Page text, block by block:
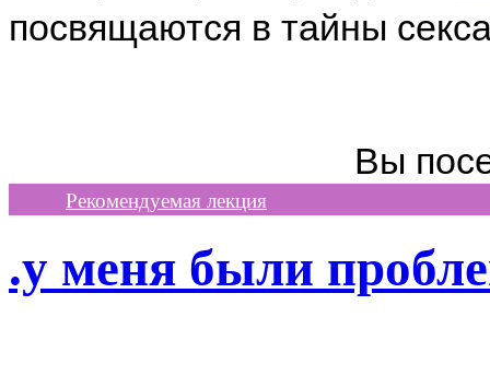
посвящаются в тайны
Вы
Рекомендуемая лекция
.у меня были